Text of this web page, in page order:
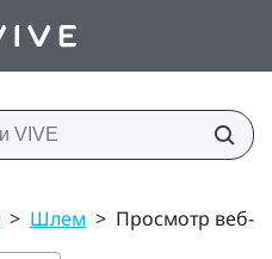
> Шлем > Просмотр веб-